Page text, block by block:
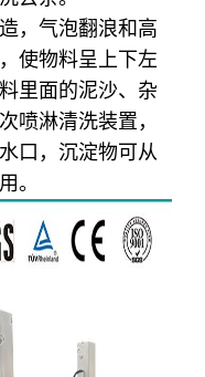
气泡翻浪和高
使物料呈上下左
里面的泥沙、杂
喷淋清洗装置，
口，沉淀物可从
。